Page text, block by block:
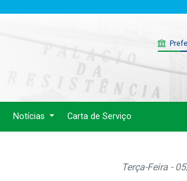
Notícias Carta de Serviço
Terça-Feira -